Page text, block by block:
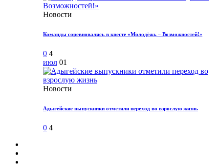
Новости
Команды соревновались в квесте «Молодёжь – Возможностей!»
0 4
июл 01
Новости
Адыгейские выпускники отметили переход во взрослую жизнь
0 4